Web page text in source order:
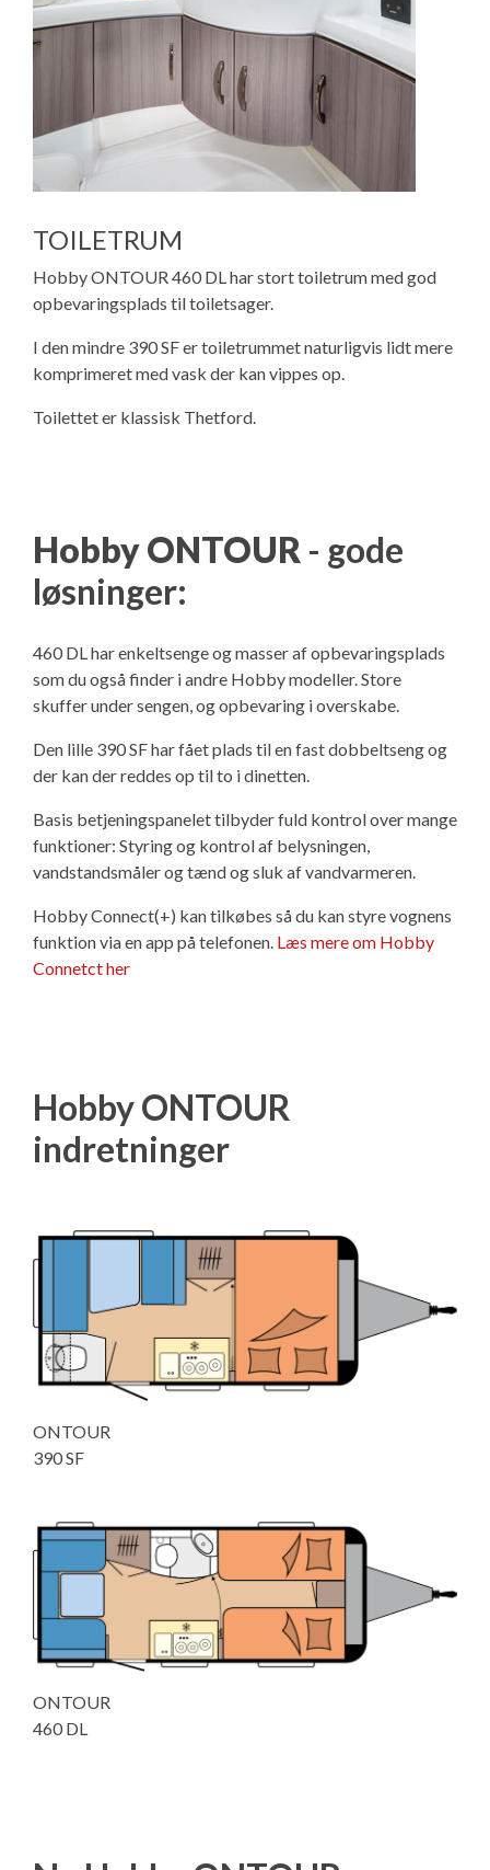
TOILETRUM
Hobby ONTOUR 460 DL har stort toiletrum med god
opbevaringsplads til toiletsager.
I den mindre 390 SF er toiletrummet naturligvis lidt mere
komprimeret med vask der kan vippes op.
Toilettet er klassisk Thetford.
Hobby ONTOUR - gode
løsninger:
460 DL har enkeltsenge og masser af opbevaringsplads
som du også finder i andre Hobby modeller. Store
skuffer under sengen, og opbevaring i overskabe.
Den lille 390 SF har fået plads til en fast dobbeltseng og
der kan der reddes op til to i dinetten.
Basis betjeningspanelet tilbyder fuld kontrol over mange
funktioner: Styring og kontrol af belysningen,
vandstandsmåler og tænd og sluk af vandvarmeren.
Hobby Connect(+) kan tilkøbes så du kan styre vognens
funktion via en app på telefonen. Læs mere om Hobby
Connetct her
Hobby ONTOUR
indretninger
ONTOUR
390 SF
ONTOUR
460 DL